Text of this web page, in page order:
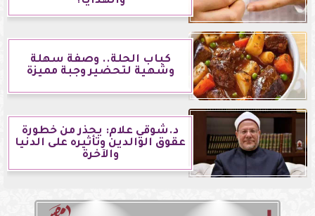
كباب الحلة.. وصفة سهلة
وشهية لتحضير وجبة مميزة
د.شوقي علام: يحذر من خطورة
عقوق الوالدين وتأثيره على الدنيا
والآخرة